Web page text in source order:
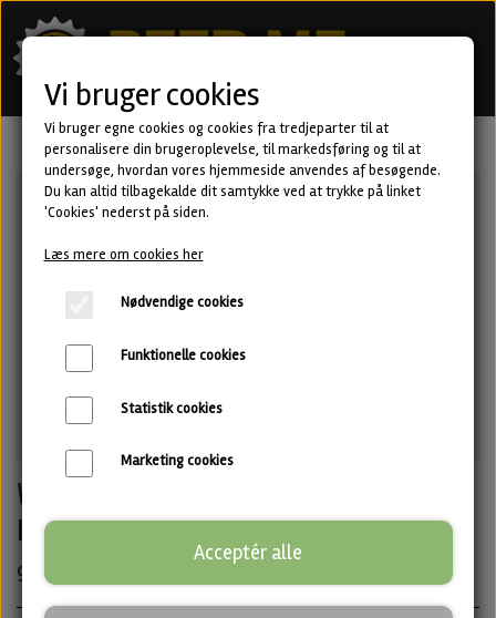
World is Decay - Olosoro Sherry BA
Imperial Stout fra Blackout Brewing
99,00 kr.
Vi bruger cookies
Vi bruger egne cookies og cookies fra tredjeparter til at
personalisere din brugeroplevelse, til markedsføring og til at
undersøge, hvordan vores hjemmeside anvendes af besøgende.
Du kan altid tilbagekalde dit samtykke ved at trykke på linket
'Cookies' nederst på siden.
Læs mere om cookies her
Nødvendige cookies
Funktionelle cookies
Statistik cookies
Marketing cookies
Acceptér alle